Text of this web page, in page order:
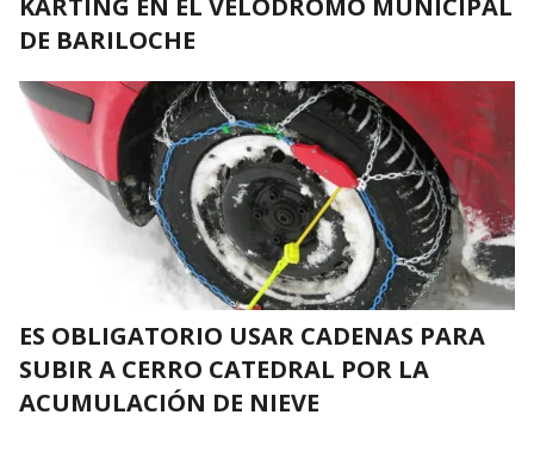
DE BARILOCHE
ES OBLIGATORIO USAR CADENAS PARA
SUBIR A CERRO CATEDRAL POR LA
ACUMULACIÓN DE NIEVE